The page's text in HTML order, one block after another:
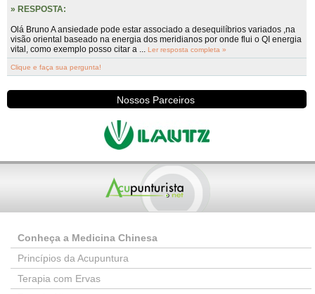
» RESPOSTA:
Olá Bruno A ansiedade pode estar associado a desequilíbrios variados ,na
visão oriental baseado na energia dos meridianos por onde flui o QI energia
vital, como exemplo posso citar a ... Ler resposta completa »
Clique e faça sua pergunta!
Nossos Parceiros
Conheça a Medicina Chinesa
Princípios da Acupuntura
Terapia com Ervas